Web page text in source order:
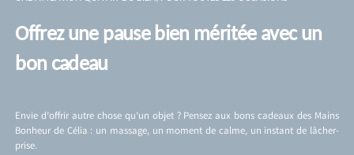
Offrez une pause bien méritée avec un
bon cadeau
Envie d’offrir autre chose qu’un objet ? Pensez aux bons cadeaux des Mains
Bonheur de Célia : un massage, un moment de calme, un instant de lâcher-
prise.